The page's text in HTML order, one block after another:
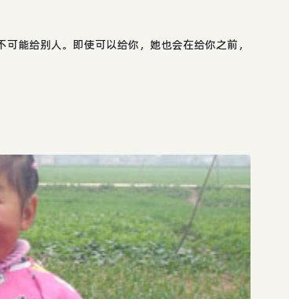
能给别人。即使可以给你，她也会在给你之前，